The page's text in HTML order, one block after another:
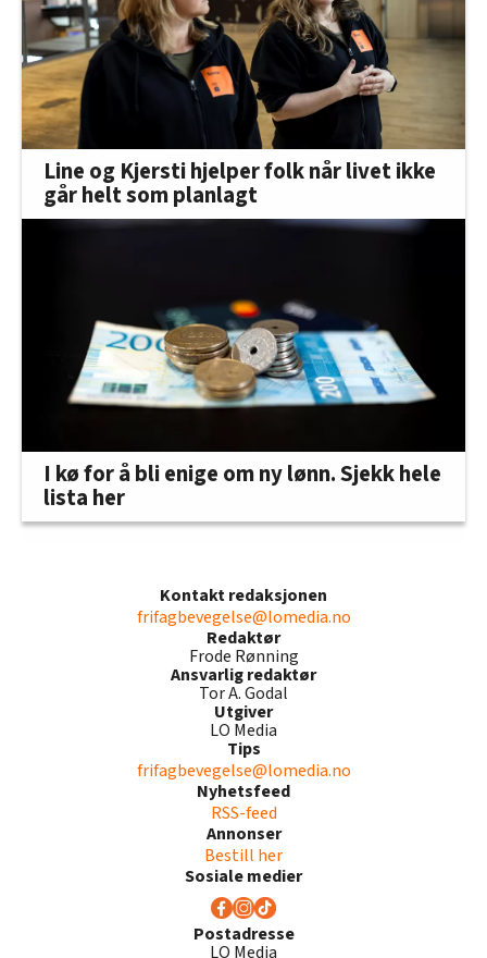
Line og Kjersti hjelper folk når livet ikke
går helt som planlagt
I kø for å bli enige om ny lønn. Sjekk hele
lista her
Kontakt redaksjonen
frifagbevegelse@lomedia.no
Redaktør
Frode Rønning
Ansvarlig redaktør
Tor A. Godal
Utgiver
LO Media
Tips
frifagbevegelse@lomedia.no
Nyhetsfeed
RSS-feed
Annonser
Bestill her
Sosiale medier
Postadresse
LO Media